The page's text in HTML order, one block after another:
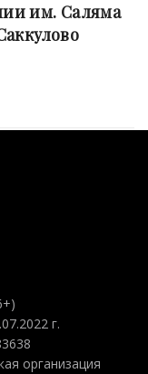
им. Саляма
г.
организация